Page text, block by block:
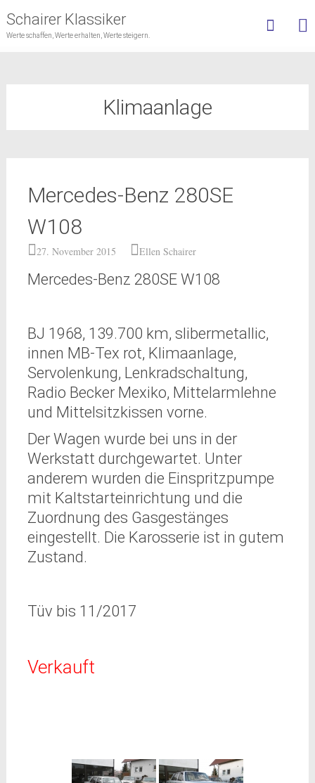
Schairer Klassiker
Werte schaffen, Werte erhalten, Werte steigern.
Klimaanlage
Mercedes-Benz 280SE
W108
27. November 2015 Ellen Schairer
Mercedes-Benz 280SE W108
BJ 1968, 139.700 km, slibermetallic,
innen MB-Tex rot, Klimaanlage,
Servolenkung, Lenkradschaltung,
Radio Becker Mexiko, Mittelarmlehne
und Mittelsitzkissen vorne.
Der Wagen wurde bei uns in der
Werkstatt durchgewartet. Unter
anderem wurden die Einspritzpumpe
mit Kaltstarteinrichtung und die
Zuordnung des Gasgestänges
eingestellt. Die Karosserie ist in gutem
Zustand.
Tüv bis 11/2017
Verkauft